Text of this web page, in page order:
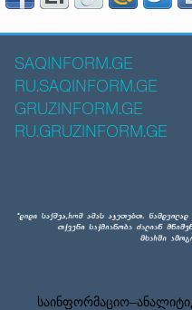
SAQINFORM.GE
RU.SAQINFORM.GE
GRUZINFORM.GE
RU.GRUZINFORM.GE